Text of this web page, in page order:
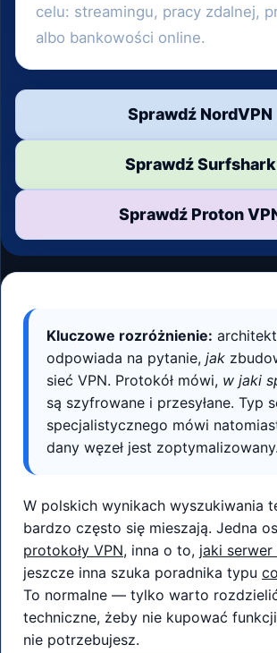
celu: streamingu, pracy zdalnej,
albo bankowości online.
Sprawdź NordVPN
Sprawdź Surfshark
Sprawdź Proton
Kluczowe rozróżnienie:
odpowiada na pytanie, jak
sieć VPN. Protokół mówi, w jaki
są szyfrowane i przesyłane. Typ
specjalistycznego mówi
dany węzeł jest zoptymalizowany.
W polskich wynikach wyszukiwania
bardzo często się mieszają. Jedna
protokoły VPN, inna o to, jaki
jeszcze inna szuka poradnika typu
To normalne — tylko warto
techniczne, żeby nie kupować
nie potrzebujesz.